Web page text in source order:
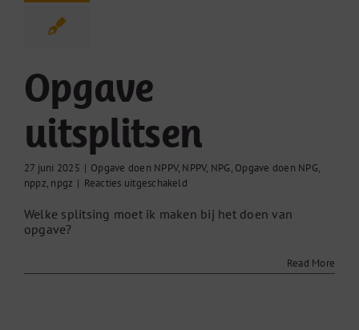
Opgave
uitsplitsen
27 juni 2025 | Opgave doen NPPV, NPPV, NPG, Opgave doen NPG,
nppz, npgz | Reacties uitgeschakeldvoor
uitsplitsen
Welke splitsing moet ik maken bij het doen van
opgave?
Read More